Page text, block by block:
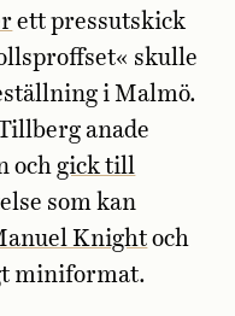
ett pressutskick
skulle
i Malmö.
anade
ochgick till
som kan
Knight och
miniformat.